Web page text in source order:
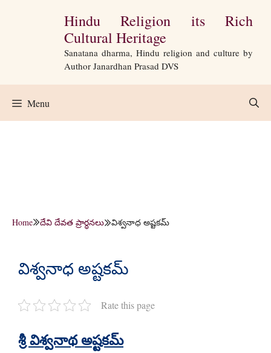
Hindu Religion its Rich
Cultural Heritage
Sanatana dharma, Hindu religion and culture by
Author Janardhan Prasad DVS
Menu
Home దేవి దేవత ప్రార్ధనలు విశ్వనాధ అష్టకమ్
విశ్వనాధ అష్టకమ్
Rate this page
శ్రీ విశ్వనాథ అష్టకమ్